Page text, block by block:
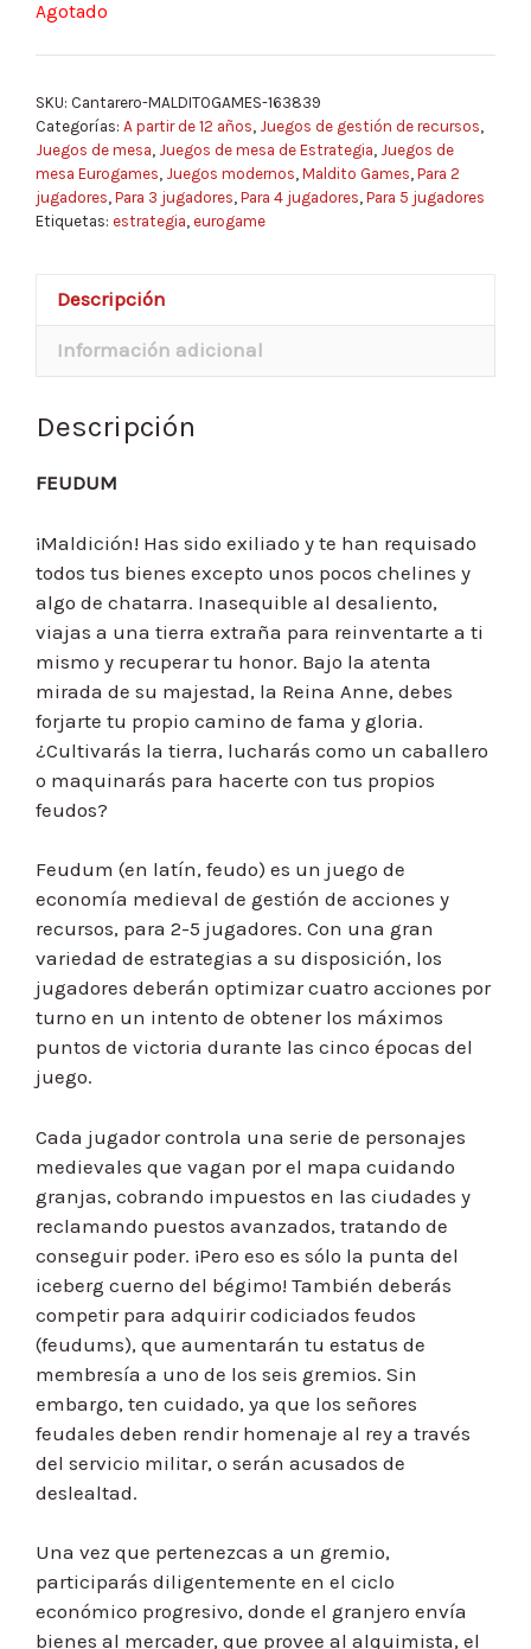
Agotado
SKU: Cantarero-MALDITOGAMES-163839
Categorías: A partir de 12 años Juegos de gestión de recursos
Juegos de mesa Juegos de mesa de Estrategia Juegos de
mesa Eurogames Juegos modernos Maldito Games Para 2
jugadores Para 3 jugadores Para 4 jugadores Para 5 jugadores
Etiquetas: estrategia eurogame
Descripción
Información adicional
Descripción
FEUDUM
¡Maldición! Has sido exiliado y te han requisado
todos tus bienes excepto unos pocos chelines y
algo de chatarra. Inasequible al desaliento,
viajas a una tierra extraña para reinventarte a ti
mismo y recuperar tu honor. Bajo la atenta
mirada de su majestad, la Reina Anne, debes
forjarte tu propio camino de fama y gloria.
¿Cultivarás la tierra, lucharás como un caballero
o maquinarás para hacerte con tus propios
feudos?
Feudum (en latín, feudo) es un juego de
economía medieval de gestión de acciones y
recursos, para 2-5 jugadores. Con una gran
variedad de estrategias a su disposición, los
jugadores deberán optimizar cuatro acciones por
turno en un intento de obtener los máximos
puntos de victoria durante las cinco épocas del
juego.
Cada jugador controla una serie de personajes
medievales que vagan por el mapa cuidando
granjas, cobrando impuestos en las ciudades y
reclamando puestos avanzados, tratando de
conseguir poder. ¡Pero eso es sólo la punta del
iceberg cuerno del bégimo! También deberás
competir para adquirir codiciados feudos
(feudums), que aumentarán tu estatus de
membresía a uno de los seis gremios. Sin
embargo, ten cuidado, ya que los señores
feudales deben rendir homenaje al rey a través
del servicio militar, o serán acusados de
deslealtad.
Una vez que pertenezcas a un gremio,
participarás diligentemente en el ciclo
económico progresivo, donde el granjero envía
bienes al mercader, que provee al alquimista, el